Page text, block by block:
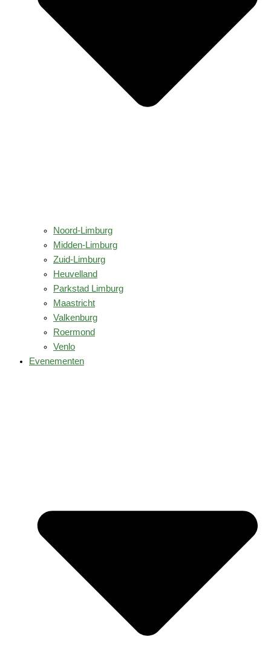
Noord-Limburg
Midden-Limburg
Zuid-Limburg
Heuvelland
Parkstad Limburg
Maastricht
Valkenburg
Roermond
Venlo
Evenementen